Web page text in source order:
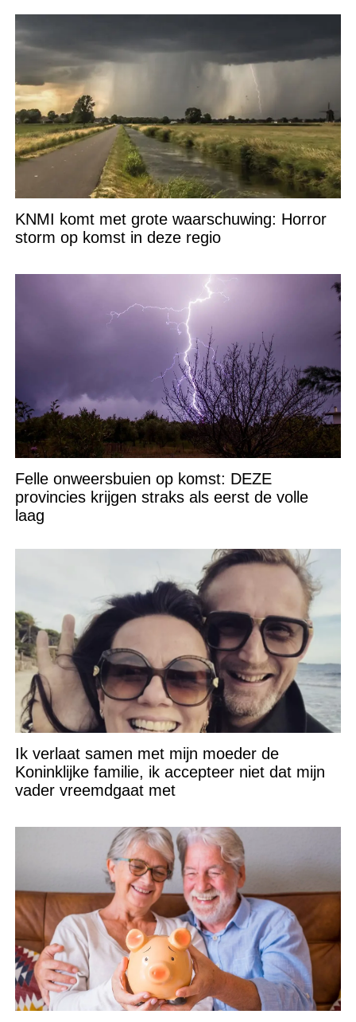
KNMI komt met grote waarschuwing: Horror
storm op komst in deze regio
Felle onweersbuien op komst: DEZE
provincies krijgen straks als eerst de volle
laag
Ik verlaat samen met mijn moeder de
Koninklijke familie, ik accepteer niet dat mijn
vader vreemdgaat met